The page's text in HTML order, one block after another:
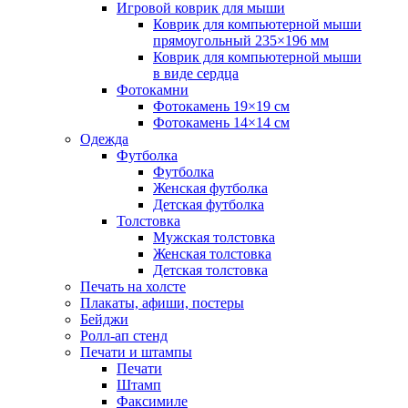
Игровой коврик для мыши
Коврик для компьютерной мыши
прямоугольный 235×196 мм
Коврик для компьютерной мыши
в виде сердца
Фотокамни
Фотокамень 19×19 см
Фотокамень 14×14 см
Одежда
Футболка
Футболка
Женская футболка
Детская футболка
Толстовка
Мужская толстовка
Женская толстовка
Детская толстовка
Печать на холсте
Плакаты, афиши, постеры
Бейджи
Ролл-ап стенд
Печати и штампы
Печати
Штамп
Факсимиле